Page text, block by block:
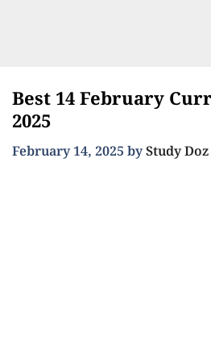
Best 14 February
2025
February 14, 2025 byStudy Doz